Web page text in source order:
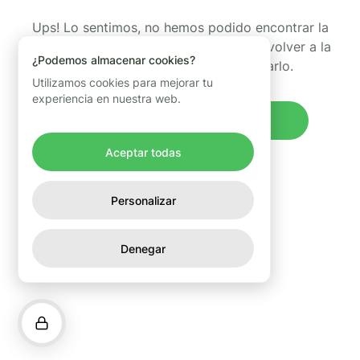
Ups! Lo sentimos, no hemos podido encontrar la
página que estabas buscando. Puedes volver a la
página de inicio y volver a intentarlo.
¿Podemos almacenar cookies?
Utilizamos cookies para mejorar tu
experiencia en nuestra web.
Aceptar todas
Personalizar
Denegar